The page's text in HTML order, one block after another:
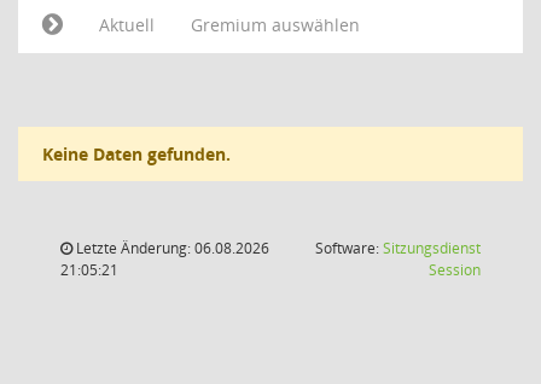
Aktuell
Gremium auswählen
Keine Daten gefunden.
Letzte Änderung: 06.08.2026
21:05:21
Software:Sitzungsdienst
Session(Wird in